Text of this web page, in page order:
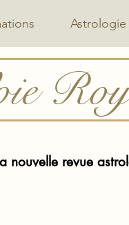
Astrologie
nouvelle revue